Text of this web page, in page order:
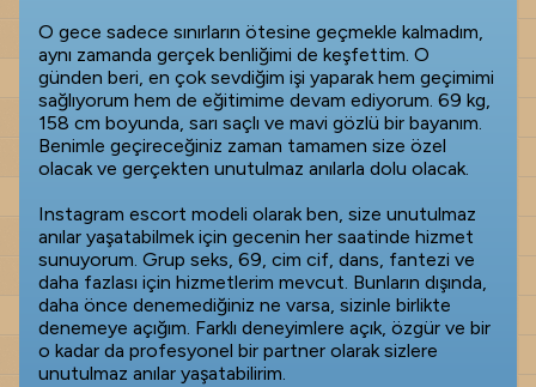
O gece sadece sınırların ötesine geçmekle kalmadım,
aynı zamanda gerçek benliğimi de keşfettim. O
günden beri, en çok sevdiğim işi yaparak hem geçimimi
sağlıyorum hem de eğitimime devam ediyorum. 69 kg,
158 cm boyunda, sarı saçlı ve mavi gözlü bir bayanım.
Benimle geçireceğiniz zaman tamamen size özel
olacak ve gerçekten unutulmaz anılarla dolu olacak.
Instagram escort modeli olarak ben, size unutulmaz
anılar yaşatabilmek için gecenin her saatinde hizmet
sunuyorum. Grup seks, 69, cim cif, dans, fantezi ve
daha fazlası için hizmetlerim mevcut. Bunların dışında,
daha önce denemediğiniz ne varsa, sizinle birlikte
denemeye açığım. Farklı deneyimlere açık, özgür ve bir
o kadar da profesyonel bir partner olarak sizlere
unutulmaz anılar yaşatabilirim.